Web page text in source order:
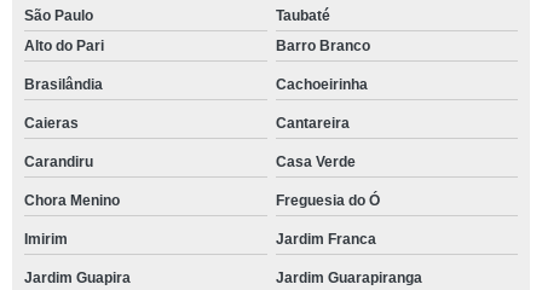
São Paulo
Taubaté
Alto do Pari
Barro Branco
Brasilândia Cachoeirinha
Caieras Cantareira
Carandiru Casa Verde
Chora Menino Freguesia do Ó
Imirim Jardim Franca
Jardim Guapira Jardim Guarapiranga